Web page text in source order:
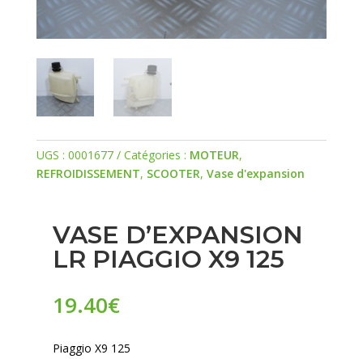
UGS : 0001677 Catégories : MOTEUR,
REFROIDISSEMENT, SCOOTER, Vase d'expansion
VASE D’EXPANSION
LR PIAGGIO X9 125
19.40€
Piaggio X9 125